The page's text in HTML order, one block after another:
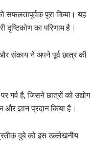
सफलतापूर्वक पूरा किया। यह
दृष्टिकोण का परिणाम है।
संकाय ने अपने पूर्व छात्र की
गर्व है, जिसने छात्रों को उद्योग
ज्ञान प्रदान किया है।
दुबे को इस उल्लेखनीय